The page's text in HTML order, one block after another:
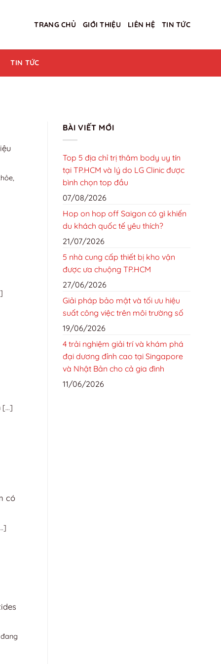
TRANG CHỦ GIỚI THIỆU LIÊN HỆ TIN TỨC
TIN TỨC
[...]
có
BÀI VIẾT MỚI
Top 5 địa chỉ trị thâm body uy tín
tại TP.HCM và lý do LG Clinic được
bình chọn top đầu
07/08/2026
Hop on hop off Saigon có gì khiến
du khách quốc tế yêu thích?
21/07/2026
5 nhà cung cấp thiết bị kho vận
được ưa chuộng TP.HCM
27/06/2026
Giải pháp bảo mật và tối ưu hiệu
suất công việc trên môi trường số
19/06/2026
4 trải nghiệm giải trí và khám phá
đại dương đỉnh cao tại Singapore
và Nhật Bản cho cả gia đình
11/06/2026